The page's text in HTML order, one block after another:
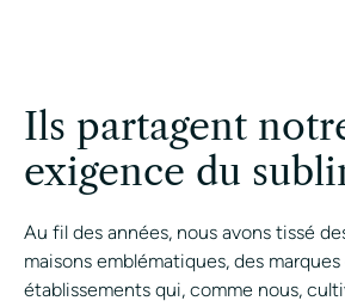
Ils partagent
exigence du
Au fil des années, nous avons tissé
maisons emblématiques, des
établissements qui, comme nous,